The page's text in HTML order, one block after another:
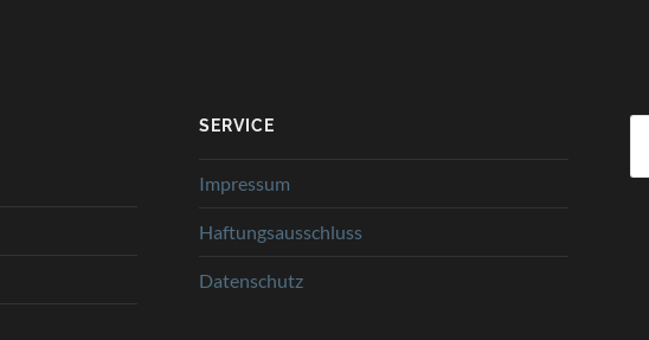
SERVICE
Impressum
Haftungsausschluss
Datenschutz